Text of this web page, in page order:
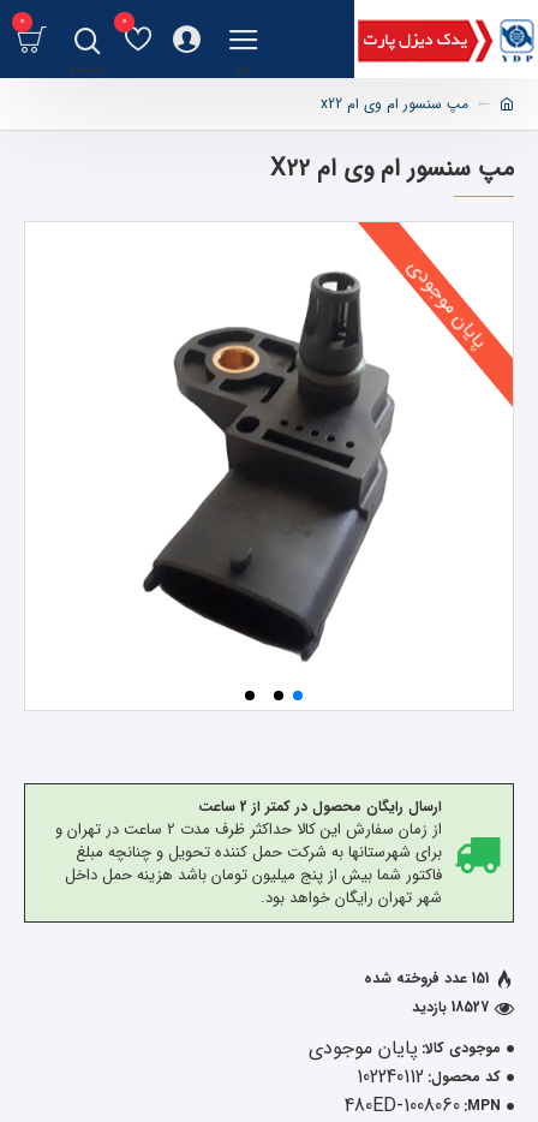
0
0
مپ سنسور ام وی ام x22
مپ سنسور ام وی ام X22
پایان موجودی
ارسال رایگان محصول در کمتر از 2 ساعت
از زمان سفارش این کالا حداکثر ظرف مدت 2 ساعت در تهران و
برای شهرستانها به شرکت حمل کننده تحویل و چنانچه مبلغ
فاکتور شما بیش از پنج میلیون تومان باشد هزینه حمل داخل
شهر تهران رایگان خواهد بود.
موجودی کالا: پایان موجودی
کد محصول: 102240112
MPN:
480ED-1008060
151 عدد فروخته شده
18527 بازدید